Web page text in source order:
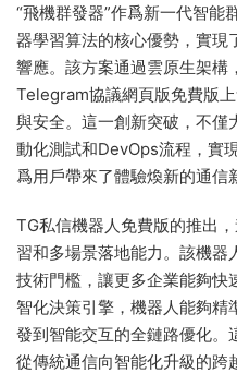
“飛機群發器”作爲新一代智能
器學習算法的核心優勢，實現
響應。該方案通過雲原生架構
Telegram協議網頁版免費版
與安全。這一創新突破，不僅
動化測試和DevOps流程，實
爲用戶帶來了體驗煥新的通信
TG私信機器人免費版的推出
習和多場景落地能力。該機器
技術門檻，讓更多企業能夠快
智化決策引擎，機器人能夠精
發到智能交互的全鏈路優化。
從傳統通信向智能化升級的跨